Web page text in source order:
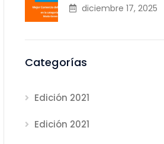
diciembre 17, 2025
Categorías
Edición 2021
Edición 2021